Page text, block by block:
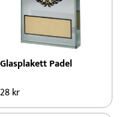
Glasplakett Padel
28kr